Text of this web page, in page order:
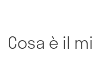
Cosa è il